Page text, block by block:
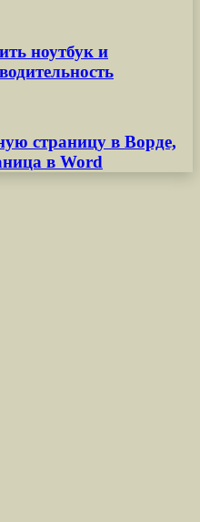
ноутбук и
страницу в Ворде,
в Word